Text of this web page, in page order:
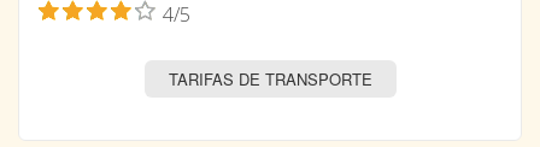
4/5
TARIFAS DE TRANSPORTE